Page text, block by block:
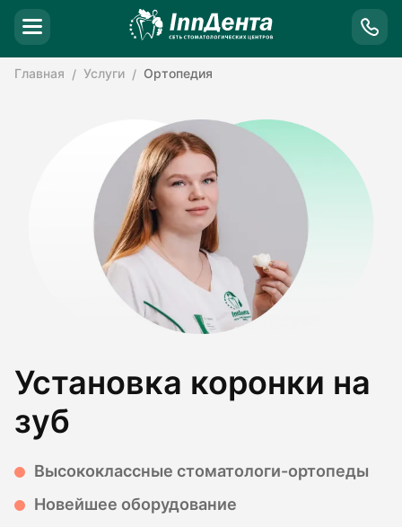
Главная Услуги Ортопедия
Установка коронки на
зуб
Высококлассные стоматологи-ортопеды
Новейшее оборудование